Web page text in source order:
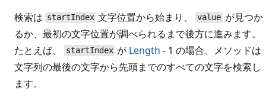
検索は startIndex 文字位置から始まり、valueが見つか
るか、最初の文字位置が調べられるまで後方に進みます。
たとえば、
startIndex が Length - 1 の場合、メソッドは
文字列の最後の文字から先頭までのすべての文字を検索し
ます。